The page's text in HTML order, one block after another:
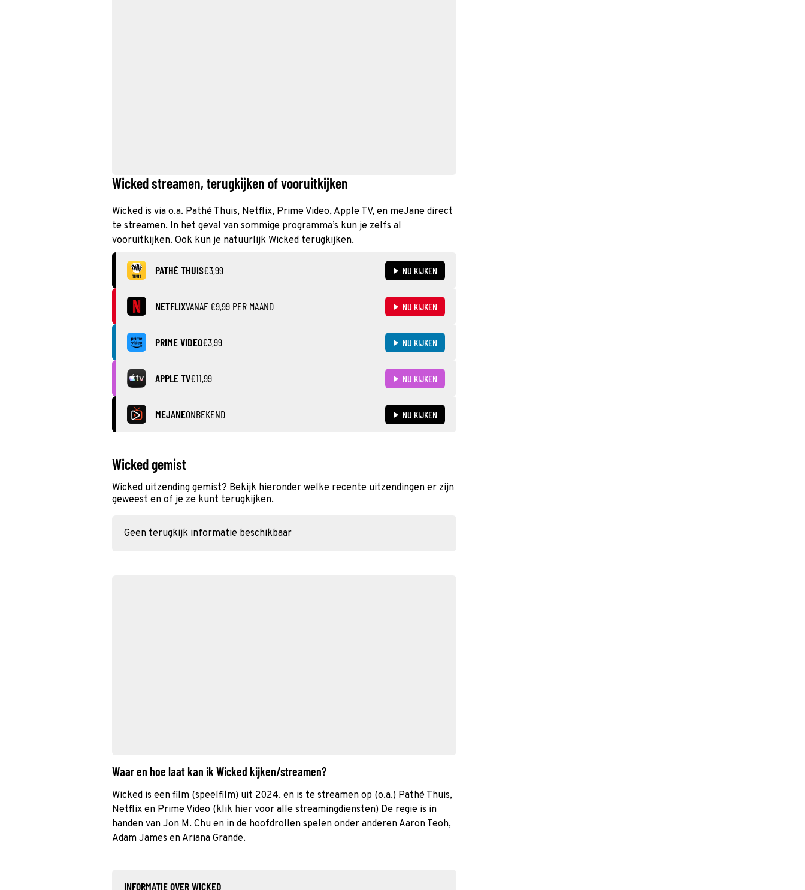
Wicked streamen, terugkijken of vooruitkijken
Wicked is via o.a. Pathé Thuis, Netflix, Prime Video, Apple TV, en meJane direct
te streamen. In het geval van sommige programma’s kun je zelfs al
vooruitkijken. Ook kun je natuurlijk Wicked terugkijken.
PATHÉ THUIS€3,99 NU KIJKEN
NETFLIXVANAF €9,99 PER MAAND NU KIJKEN
PRIME VIDEO€3,99 NU KIJKEN
APPLE TV€11,99 NU KIJKEN
MEJANEONBEKEND NU KIJKEN
Wicked gemist
Wicked uitzending gemist? Bekijk hieronder welke recente uitzendingen er zijn
geweest en of je ze kunt terugkijken.
Geen terugkijk informatie beschikbaar
Waar en hoe laat kan ik Wicked kijken/streamen?
Wicked is een film (speelfilm) uit 2024. en is te streamen op (o.a.) Pathé Thuis,
Netflix en Prime Video (klik hier voor alle streamingdiensten) De regie is in
handen van Jon M. Chu en in de hoofdrollen spelen onder anderen Aaron Teoh,
Adam James en Ariana Grande.
INFORMATIE OVER WICKED